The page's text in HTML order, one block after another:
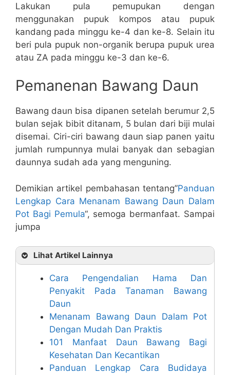
Lakukan pula pemupukan dengan
menggunakan pupuk kompos atau pupuk
kandang pada minggu ke-4 dan ke-8. Selain itu
beri pula pupuk non-organik berupa pupuk urea
atau ZA pada minggu ke-3 dan ke-6.
Pemanenan Bawang Daun
Bawang daun bisa dipanen setelah berumur 2,5
bulan sejak bibit ditanam, 5 bulan dari biji mulai
disemai. Ciri-ciri bawang daun siap panen yaitu
jumlah rumpunnya mulai banyak dan sebagian
daunnya sudah ada yang menguning.
Demikian artikel pembahasan tentang”Panduan
Lengkap Cara Menanam Bawang Daun Dalam
Pot Bagi Pemula“, semoga bermanfaat. Sampai
jumpa
Lihat Artikel Lainnya
Cara Pengendalian Hama Dan
Penyakit Pada Tanaman Bawang
Daun
Menanam Bawang Daun Dalam Pot
Dengan Mudah Dan Praktis
101 Manfaat Daun Bawang Bagi
Kesehatan Dan Kecantikan
Panduan Lengkap Cara Budidaya